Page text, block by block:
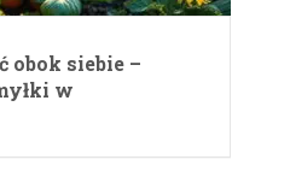
obok siebie –
w